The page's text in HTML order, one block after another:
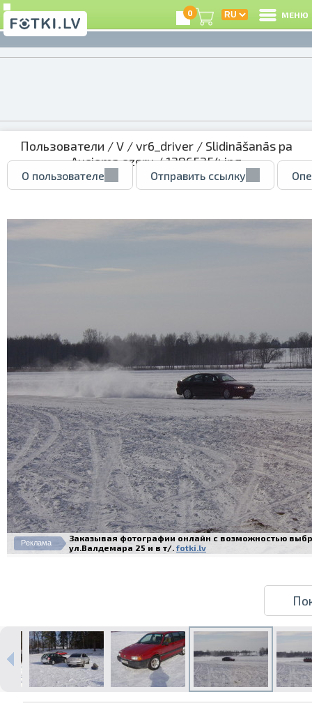
Печать в течение 1 часа в Риге –
закажите онлайн
Различные форматы и виды
0 МЕНЮ
Пользователи /V/vr6_driver/ Slidināšanās pa
Auciema ezeru/ 12865254.jpg
О пользователе Отправить ссылку
Реклама
Заказывая фотографии онлайн с возможностью
ул.Валдемара 25 и в т/. fotki.lv